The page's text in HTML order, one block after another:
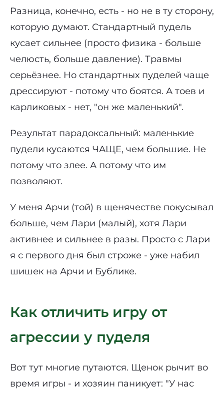
Разница, конечно, есть - но не в ту сторону,
которую думают. Стандартный пудель
кусает сильнее (просто физика - больше
челюсть, больше давление). Травмы
серьёзнее. Но стандартных пуделей чаще
дрессируют - потому что боятся. А тоев и
карликовых - нет, "он же маленький".
Результат парадоксальный: маленькие
пудели кусаются ЧАЩЕ, чем большие. Не
потому что злее. А потому что им
позволяют.
У меня Арчи (той) в щенячестве покусывал
больше, чем Лари (малый), хотя Лари
активнее и сильнее в разы. Просто с Лари
я с первого дня был строже - уже набил
шишек на Арчи и Бублике.
Как отличить игру от
агрессии у пуделя
Вот тут многие путаются. Щенок рычит во
время игры - и хозяин паникует: "У нас